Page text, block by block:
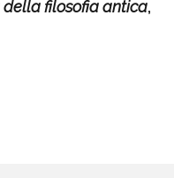
della filosofia antica,